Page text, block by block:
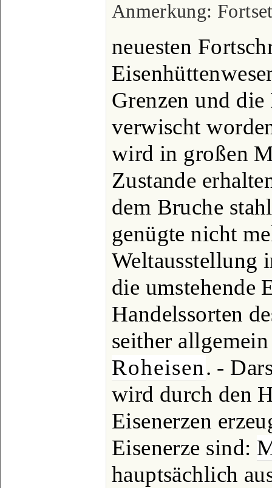
Anmerkung:
neuesten
Grenzen und
verwischt
wird in großen
Zustande
dem Bruche
genügte nicht
Weltausstellung
die umstehende
Handelssorten
seither
Roheisen. -
wird durch den
Eisenerzen
Eisenerze sind:
hauptsächlich